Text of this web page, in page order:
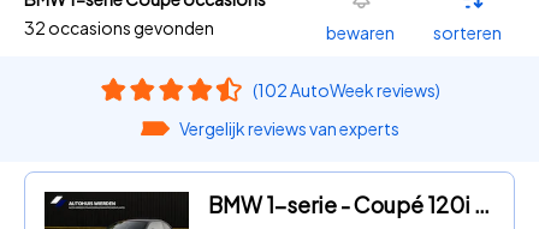
32 occasions gevonden
bewaren sorteren
(102 AutoWeek reviews)
Vergelijk reviews van experts
BMW 1-serie - Coupé 120i Coupe Exclusive Edition Automaat